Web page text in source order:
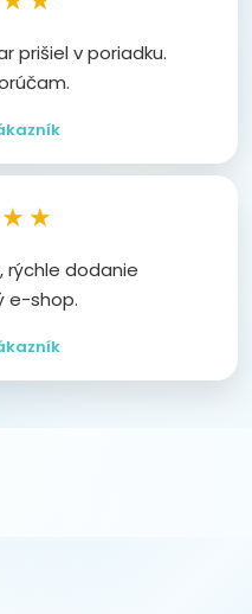
prišiel v poriadku.
rýchle dodanie
e-shop.